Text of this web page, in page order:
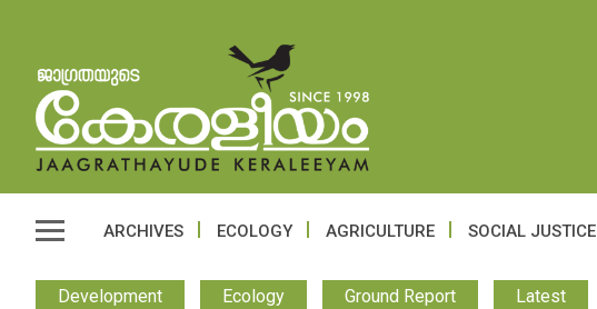
ARCHIVES ECOLOGY AGRICULTURE SOCIAL JUSTICE
Development Ecology Ground Report Latest